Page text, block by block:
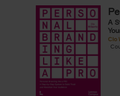
Verstraete filter
Steven Van Belleghem filter
Yaroulina filter
van Oordt filter
Bart Van den Bussche filter
A
Clo